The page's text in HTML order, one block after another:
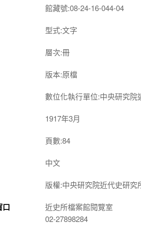
館藏號:08-24-16-044-04
型式:文字
層次:冊
版本:原檔
數位化執行單位:中央研究院
1917年3月
頁數:84
中文
版權:中央研究院近代史研究
口
近史所檔案館閱覽室
02-27898284